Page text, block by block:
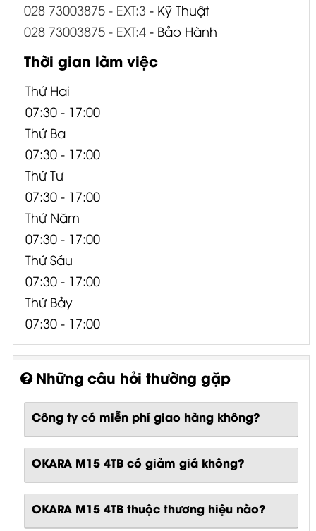
028 73003875 - EXT:3 - Kỹ Thuật
028 73003875 - EXT:4- Bảo Hành
Thời gian làm việc
Thứ Hai
07:30 - 17:00
Thứ Ba
07:30 - 17:00
Thứ Tư
07:30 - 17:00
Thứ Năm
07:30 - 17:00
Thứ Sáu
07:30 - 17:00
Thứ Bảy
07:30 - 17:00
Những câu hỏi thường gặp
Công ty có miễn phí giao hàng không?
OKARA M15 4TB có giảm giá không?
OKARA M15 4TB thuộc thương hiệu nào?